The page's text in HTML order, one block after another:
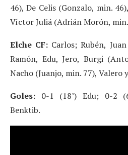
46), De Celis (Gonzalo, min.
Víctor Juliá (Adrián Morón,
Elche CF: Carlos; Rubén,
Ramón, Edu, Jero, Burgi
Nacho (Juanjo, min. 77), Valero
Goles: 0-1 (18’) Edu; 0-2
Benktib.